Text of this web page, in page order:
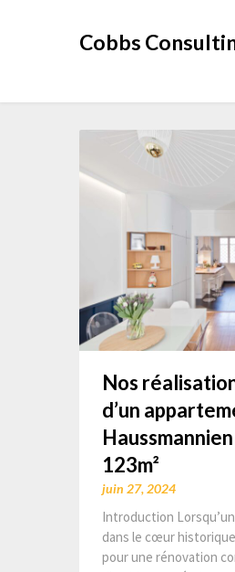
Cobbs
Nos
d’un
123m²
juin 27, 2024
Introduction
dans le cœur
pour une rénovation